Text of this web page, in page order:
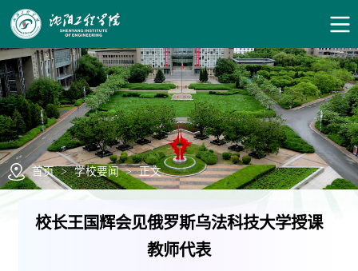
首页 > 学校要闻 > 正文
校长王国辉会见俄罗斯乌法科技大学授课
教师代表